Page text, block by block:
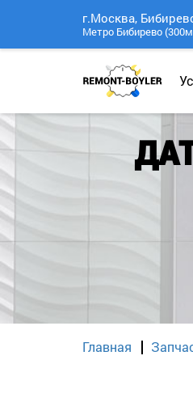
г.Москва,
Метро Бибирево
Главная